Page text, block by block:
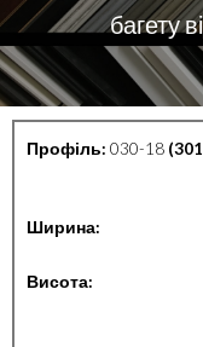
багету
Профіль: 030-18
Ширина:
Висота: